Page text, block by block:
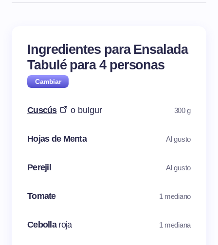
Ingredientes para Ensalada
Tabulé para4 personas
Cuscús o bulgur 300 g
Hojas de Menta Al gusto
Perejil Al gusto
Tomate 1 mediano
Cebolla roja 1 mediana